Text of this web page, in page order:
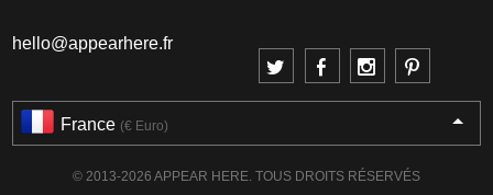
hello@appearhere.fr
France (€ Euro)
© 2013-2026 APPEAR HERE. TOUS DROITS RÉSERVÉS